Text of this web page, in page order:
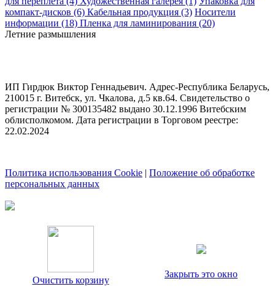
компакт-дисков (6) Кабельная продукция (3) Носители
информации (18) Пленка для ламинирования (20)
Летние размышления
ИП Гирдюк Виктор Геннадьевич. Адрес-Республика Беларусь,
210015 г. Витебск, ул. Чкалова, д.5 кв.64. Свидетельство о
регистрации № 300135482 выдано 30.12.1996 Витебским
облисполкомом. Дата регистрации в Торговом реестре:
22.02.2024
Политика использования Cookie | Положение об обработке
персональных данных
Очистить корзину
Закрыть это окно